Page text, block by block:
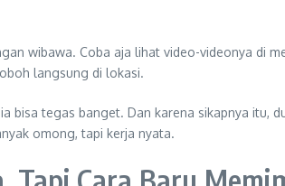
wibawa. Coba aja lihat video-videonya di
langsung di lokasi.
bisa tegas banget. Dan karena sikapnya itu,
omong, tapi kerja nyata.